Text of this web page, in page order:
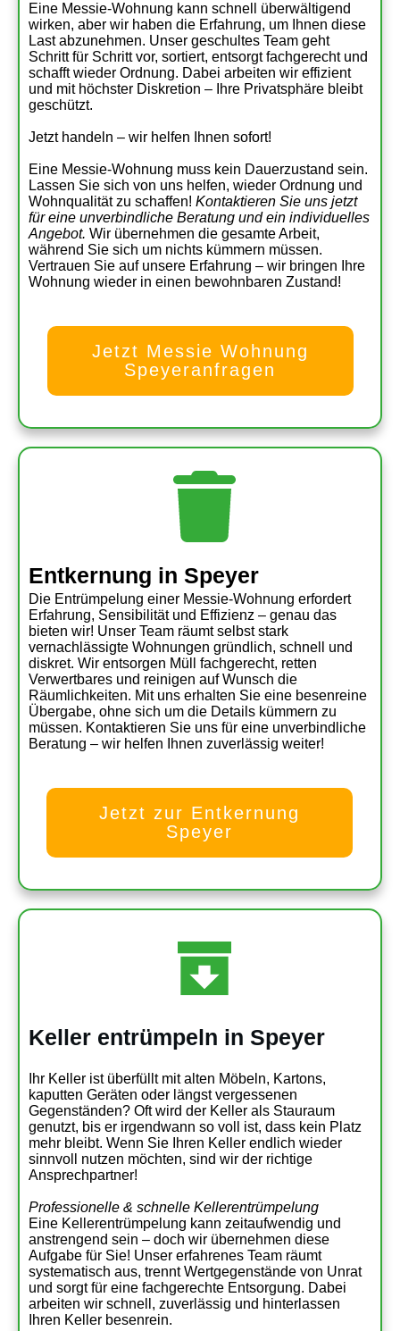
Eine Messie-Wohnung kann schnell überwältigend
wirken, aber wir haben die Erfahrung, um Ihnen diese
Last abzunehmen. Unser geschultes Team geht
Schritt für Schritt vor, sortiert, entsorgt fachgerecht und
schafft wieder Ordnung. Dabei arbeiten wir effizient
und mit höchster Diskretion – Ihre Privatsphäre bleibt
geschützt.
Jetzt handeln – wir helfen Ihnen sofort!
Eine Messie-Wohnung muss kein Dauerzustand sein.
Lassen Sie sich von uns helfen, wieder Ordnung und
Wohnqualität zu schaffen! Kontaktieren Sie uns jetzt
für eine unverbindliche Beratung und ein individuelles
Angebot. Wir übernehmen die gesamte Arbeit,
während Sie sich um nichts kümmern müssen.
Vertrauen Sie auf unsere Erfahrung – wir bringen Ihre
Wohnung wieder in einen bewohnbaren Zustand!
Jetzt Messie Wohnung
Speyeranfragen
Entkernung in Speyer
Die Entrümpelung einer Messie-Wohnung erfordert
Erfahrung, Sensibilität und Effizienz – genau das
bieten wir! Unser Team räumt selbst stark
vernachlässigte Wohnungen gründlich, schnell und
diskret. Wir entsorgen Müll fachgerecht, retten
Verwertbares und reinigen auf Wunsch die
Räumlichkeiten. Mit uns erhalten Sie eine besenreine
Übergabe, ohne sich um die Details kümmern zu
müssen. Kontaktieren Sie uns für eine unverbindliche
Beratung – wir helfen Ihnen zuverlässig weiter!
Jetzt zur Entkernung
Speyer
Keller entrümpeln in Speyer
Ihr Keller ist überfüllt mit alten Möbeln, Kartons,
kaputten Geräten oder längst vergessenen
Gegenständen? Oft wird der Keller als Stauraum
genutzt, bis er irgendwann so voll ist, dass kein Platz
mehr bleibt. Wenn Sie Ihren Keller endlich wieder
sinnvoll nutzen möchten, sind wir der richtige
Ansprechpartner!
Professionelle & schnelle Kellerentrümpelung
Eine Kellerentrümpelung kann zeitaufwendig und
anstrengend sein – doch wir übernehmen diese
Aufgabe für Sie! Unser erfahrenes Team räumt
systematisch aus, trennt Wertgegenstände von Unrat
und sorgt für eine fachgerechte Entsorgung. Dabei
arbeiten wir schnell, zuverlässig und hinterlassen
Ihren Keller besenrein.